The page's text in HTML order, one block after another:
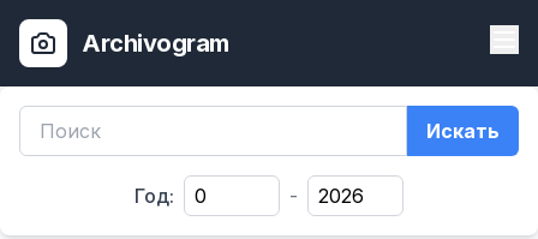
Archivogram
Искать
Год: -